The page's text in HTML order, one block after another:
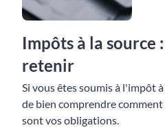
Impôts à la source
retenir
Si vous êtes soumis à l'impôt
de bien comprendre
sont vos obligations.